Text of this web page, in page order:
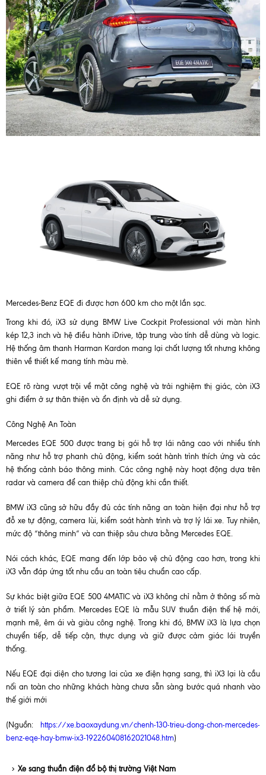
Mercedes-Benz EQE đi được hơn 600 km cho một lần sạc.
Trong khi đó, iX3 sử dụng BMW Live Cockpit Professional với màn hình
kép 12,3 inch và hệ điều hành iDrive, tập trung vào tính dễ dùng và logic.
Hệ thống âm thanh Harman Kardon mang lại chất lượng tốt nhưng không
thiên về thiết kế mang tính màu mè.
EQE rõ ràng vượt trội về mặt công nghệ và trải nghiệm thị giác, còn iX3
ghi điểm ở sự thân thiện và ổn định và dễ sử dụng.
Công Nghệ An Toàn
Mercedes EQE 500 được trang bị gói hỗ trợ lái nâng cao với nhiều tính
năng như hỗ trợ phanh chủ động, kiểm soát hành trình thích ứng và các
hệ thống cảnh báo thông minh. Các công nghệ này hoạt động dựa trên
radar và camera để can thiệp chủ động khi cần thiết.
BMW iX3 cũng sở hữu đầy đủ các tính năng an toàn hiện đại như hỗ trợ
đỗ xe tự động, camera lùi, kiểm soát hành trình và trợ lý lái xe. Tuy nhiên,
mức độ “thông minh” và can thiệp sâu chưa bằng Mercedes EQE.
Nói cách khác, EQE mang đến lớp bảo vệ chủ động cao hơn, trong khi
iX3 vẫn đáp ứng tốt nhu cầu an toàn tiêu chuẩn cao cấp.
Sự khác biệt giữa EQE 500 4MATIC và iX3 không chỉ nằm ở thông số mà
ở triết lý sản phẩm. Mercedes EQE là mẫu SUV thuần điện thế hệ mới,
mạnh mẽ, êm ái và giàu công nghệ. Trong khi đó, BMW iX3 là lựa chọn
chuyển tiếp, dễ tiếp cận, thực dụng và giữ được cảm giác lái truyền
thống.
Nếu EQE đại diện cho tương lai của xe điện hạng sang, thì iX3 lại là cầu
nối an toàn cho những khách hàng chưa sẵn sàng bước quá nhanh vào
thế giới mới
(Nguồn: https://xe.baoxaydung.vn/chenh-130-trieu-dong-chon-mercedes-
benz-eqe-hay-bmw-ix3-192260408162021048.htm)
Xe sang thuần điện đổ bộ thị trường Việt Nam